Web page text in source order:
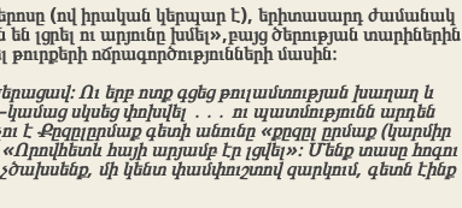
(ով իրական կերպար է), երիտասարդ ժամանակ
լցրել ու արյունը խմել»,բայց ծերության տարիներին
ոճրագործությունների մասին։
Ու երբ ոտք գցեց թուլամտության խաղաղ և
սկսեց փոխվել ․․․ ու պատմությունն արդեն
է Քըզըլըրմաք գետի անունը «քըզըլ ըրմաք (կարմիր
հայի արյամբ էր լցվել»։ Մենք տասը հոգու
մի կենտ փամփուշտով զարկում, գետն էինք